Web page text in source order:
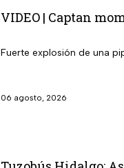
VIDEO | Captan
Fuerte explosión de una
06 agosto, 2026